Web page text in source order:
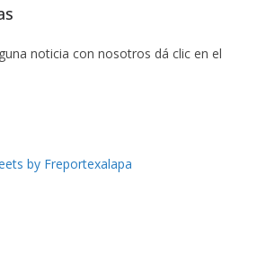
noticia con nosotros dá clic en el
by Freportexalapa